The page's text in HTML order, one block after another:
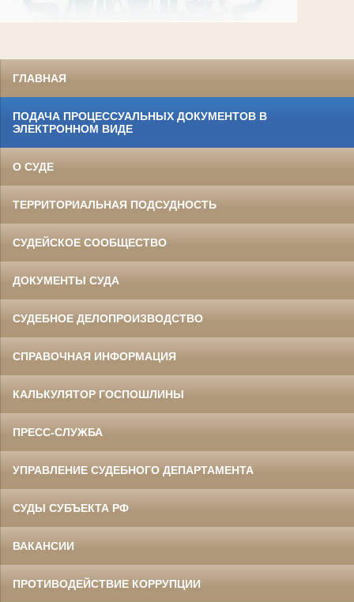
ГЛАВНАЯ
ПОДАЧА ПРОЦЕССУАЛЬНЫХ ДОКУМЕНТОВ В
ЭЛЕКТРОННОМ ВИДЕ
О СУДЕ
ТЕРРИТОРИАЛЬНАЯ ПОДСУДНОСТЬ
СУДЕЙСКОЕ СООБЩЕСТВО
ДОКУМЕНТЫ СУДА
СУДЕБНОЕ ДЕЛОПРОИЗВОДСТВО
СПРАВОЧНАЯ ИНФОРМАЦИЯ
КАЛЬКУЛЯТОР ГОСПОШЛИНЫ
ПРЕСС-СЛУЖБА
УПРАВЛЕНИЕ СУДЕБНОГО ДЕПАРТАМЕНТА
СУДЫ СУБЪЕКТА РФ
ВАКАНСИИ
ПРОТИВОДЕЙСТВИЕ КОРРУПЦИИ